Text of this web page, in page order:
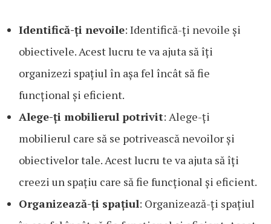
Identifică-ți nevoile: Identifică-ți nevoile și
obiectivele. Acest lucru te va ajuta să îți
organizezi spațiul în așa fel încât să fie
funcțional și eficient.
Alege-ți mobilierul potrivit: Alege-ți
mobilierul care să se potrivească nevoilor și
obiectivelor tale. Acest lucru te va ajuta să îți
creezi un spațiu care să fie funcțional și eficient.
Organizează-ți spațiul: Organizează-ți spațiul